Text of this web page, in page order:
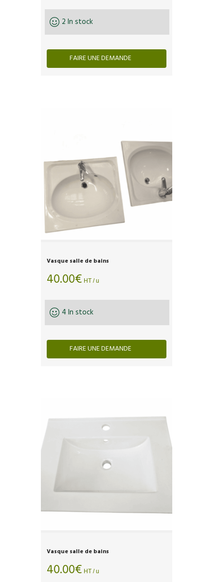
2 In stock
FAIRE UNE DEMANDE
Vasque salle de bains
40.00€ HT / u
4 In stock
FAIRE UNE DEMANDE
Vasque salle de bains
40.00€ HT / u